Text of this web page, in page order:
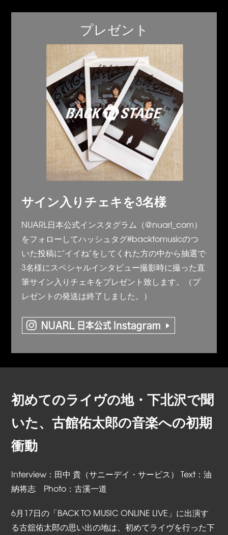
プレゼント
サイン入りチェキを3名様
NUARL日本公式インスタグラム（@nuarl_com）
をフォローしてハッシュタグ#backtomusicのつ
いた投稿に"イイね"をしてくれた方の中から抽選で
3名様にスペシャルインタビュー撮影時に撮った直
筆サイン入りチェキをプレゼント致します。（プ
レゼントの発送は終了しました。）
初めてのライヴの地・下北沢で聞
いた、古館佑太郎の音楽への初期
衝動
Interview：田中 貴（サニーデイ・サービス） Text：油
納将志 Photo：古溪一道
6月17日の「BACK TO MUSIC ONLINE LIVE」に出演す
る古舘佑太郎の思い出の地は、初めてライヴを行った下